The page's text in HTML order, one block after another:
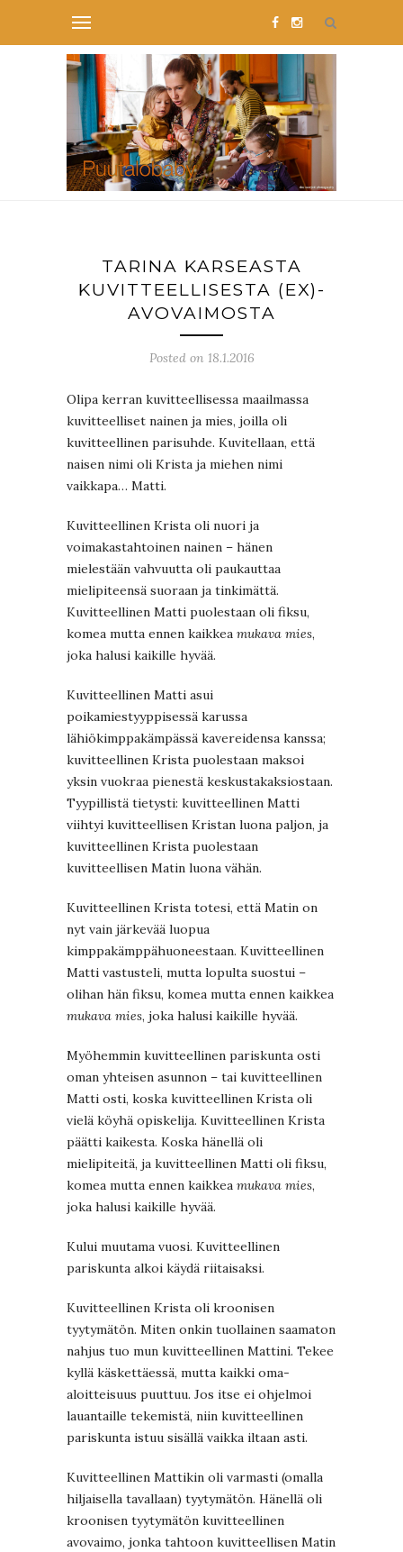
TARINA KARSEASTA
KUVITTEELLISESTA (EX)-
AVOVAIMOSTA
Posted on 18.1.2016
Olipa kerran kuvitteellisessa maailmassa
kuvitteelliset nainen ja mies, joilla oli
kuvitteellinen parisuhde. Kuvitellaan, että
naisen nimi oli Krista ja miehen nimi
vaikkapa… Matti.
Kuvitteellinen Krista oli nuori ja
voimakastahtoinen nainen – hänen
mielestään vahvuutta oli paukauttaa
mielipiteensä suoraan ja tinkimättä.
Kuvitteellinen Matti puolestaan oli fiksu,
komea mutta ennen kaikkea mukava mies,
joka halusi kaikille hyvää.
Kuvitteellinen Matti asui
poikamiestyyppisessä karussa
lähiökimppakämpässä kavereidensa kanssa;
kuvitteellinen Krista puolestaan maksoi
yksin vuokraa pienestä keskustakaksiostaan.
Tyypillistä tietysti: kuvitteellinen Matti
viihtyi kuvitteellisen Kristan luona paljon, ja
kuvitteellinen Krista puolestaan
kuvitteellisen Matin luona vähän.
Kuvitteellinen Krista totesi, että Matin on
nyt vain järkevää luopua
kimppakämppähuoneestaan. Kuvitteellinen
Matti vastusteli, mutta lopulta suostui –
olihan hän fiksu, komea mutta ennen kaikkea
mukava mies, joka halusi kaikille hyvää.
Myöhemmin kuvitteellinen pariskunta osti
oman yhteisen asunnon – tai kuvitteellinen
Matti osti, koska kuvitteellinen Krista oli
vielä köyhä opiskelija. Kuvitteellinen Krista
päätti kaikesta. Koska hänellä oli
mielipiteitä, ja kuvitteellinen Matti oli fiksu,
komea mutta ennen kaikkea mukava mies,
joka halusi kaikille hyvää.
Kului muutama vuosi. Kuvitteellinen
pariskunta alkoi käydä riitaisaksi.
Kuvitteellinen Krista oli kroonisen
tyytymätön. Miten onkin tuollainen saamaton
nahjus tuo mun kuvitteellinen Mattini. Tekee
kyllä käskettäessä, mutta kaikki oma-
aloitteisuus puuttuu. Jos itse ei ohjelmoi
lauantaille tekemistä, niin kuvitteellinen
pariskunta istuu sisällä vaikka iltaan asti.
Kuvitteellinen Mattikin oli varmasti (omalla
hiljaisella tavallaan) tyytymätön. Hänellä oli
kroonisen tyytymätön kuvitteellinen
avovaimo, jonka tahtoon kuvitteellisen Matin